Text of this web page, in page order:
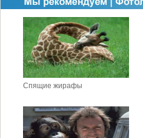
Спящие жирафы